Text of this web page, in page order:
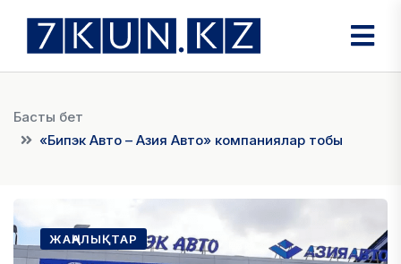
Басты бет
«Бипэк Авто – Азия Авто» компаниялар тобы
ЖАҢАЛЫҚТАР